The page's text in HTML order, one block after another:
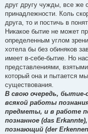
друг другу чужды, все же
принадлежности. Коль
друга, то и постичь в
Никакое бытие не может
определенным углом
хотела бы без обиняков
имеет в-себе-бытие. Но
представлениями,
который она и пытается
существования.
В свою очередь,
всякой работы
предметы, и в работе
познанное (das
познающий (der